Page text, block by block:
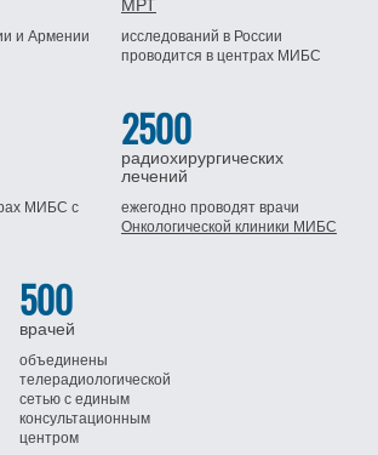
и Армении
МРТ
исследований в России
проводится в центрах МИБС
МИБСс
2500
радиохирургических
лечений
ежегодно проводят врачи
Онкологической клиники МИБС
500
врачей
объединены
телерадиологической
сетью с единым
консультационным
центром